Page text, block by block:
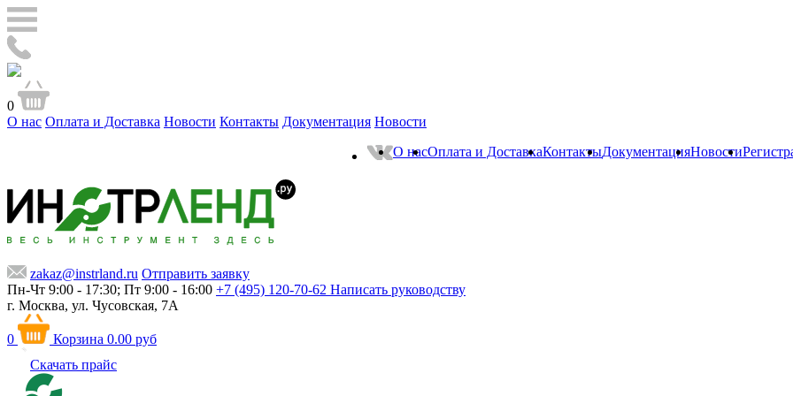
0
О нас Оплата и Доставка Новости Контакты Документация Новости
О насОплата и ДоставкаКонтактыДокументацияНовости
zakaz@instrland.ru Отправить заявку
Пн-Чт 9:00 - 17:30; Пт 9:00 - 16:00 +7 (495) 120-70-62 Написать руководству
г. Москва, ул. Чусовская, 7А
0 Корзина 0.00 руб
Скачать прайс